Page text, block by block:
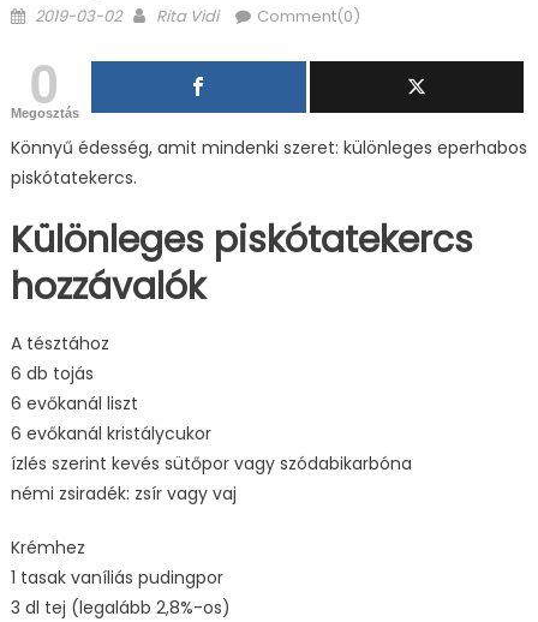
Posted
2019-03-02 Author
Rita Vidi Comment(0)
0
Megosztás
Könnyű édesség, amit mindenki szeret: különleges eperhabos
piskótatekercs.
Különleges piskótatekercs
hozzávalók
A tésztához
6 db tojás
6 evőkanál liszt
6 evőkanál kristálycukor
ízlés szerint kevés sütőpor vagy szódabikarbóna
némi zsiradék: zsír vagy vaj
Krémhez
1 tasak vaníliás pudingpor
3 dl tej (legalább 2,8%-os)